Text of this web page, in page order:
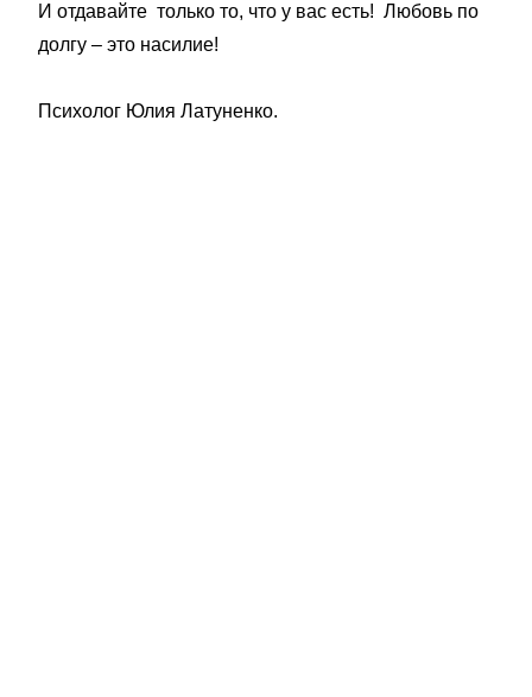
И отдавайте только то, что у вас есть! Любовь по
долгу – это насилие!
Психолог Юлия Латуненко.